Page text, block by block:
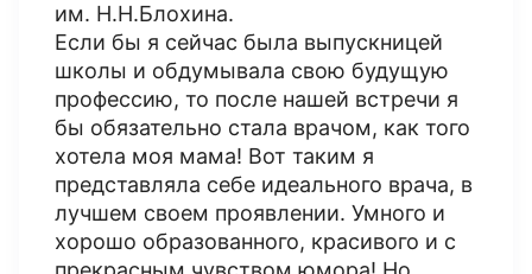
им. Н.Н.Блохина.
Если бы я сейчас была выпускницей
школы и обдумывала свою будущую
профессию, то после нашей встречи я
бы обязательно стала врачом, как того
хотела моя мама! Вот таким я
представляла себе идеального врача, в
лучшем своем проявлении. Умного и
хорошо образованного, красивого и с